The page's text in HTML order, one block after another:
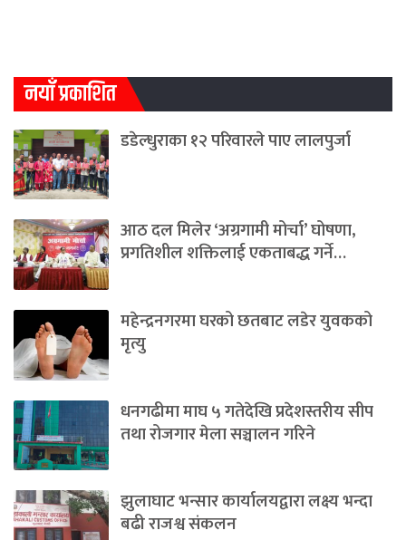
नयाँ प्रकाशित
डडेल्धुराका १२ परिवारले पाए लालपुर्जा
आठ दल मिलेर ‘अग्रगामी मोर्चा’ घोषणा,
प्रगतिशील शक्तिलाई एकताबद्ध गर्ने…
महेन्द्रनगरमा घरको छतबाट लडेर युवकको
मृत्यु
धनगढीमा माघ ५ गतेदेखि प्रदेशस्तरीय सीप
तथा रोजगार मेला सञ्चालन गरिने
झुलाघाट भन्सार कार्यालयद्वारा लक्ष्य भन्दा
बढी राजश्व संकलन